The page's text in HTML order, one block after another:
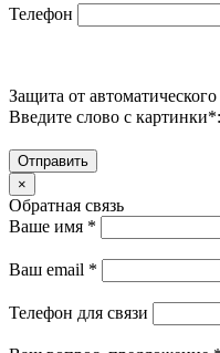
Телефон
Защита от
Введите слово с картинки*:
Отправить
×
Обратная связь
Ваше имя *
Ваш email *
Телефон для связи